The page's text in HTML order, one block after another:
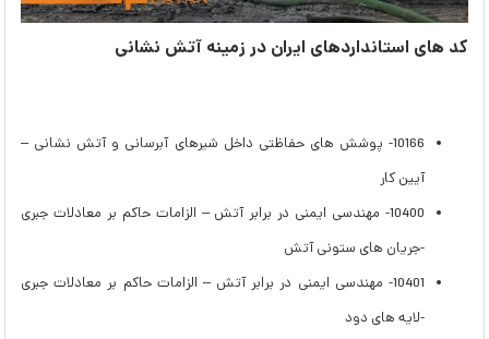
کد های استانداردهای ایران در زمینه آتش نشانی
10166- پوشش های حفاظتی داخل شیرهای آبرسانی و آتش نشانی –
آیین کار
10400- مهندسی ایمنی در برابر آتش – الزامات حاکم بر معادلات جبری
-جریان های ستونی آتش
10401- مهندسی ایمنی در برابر آتش – الزامات حاکم بر معادلات جبری
-لایه های دود